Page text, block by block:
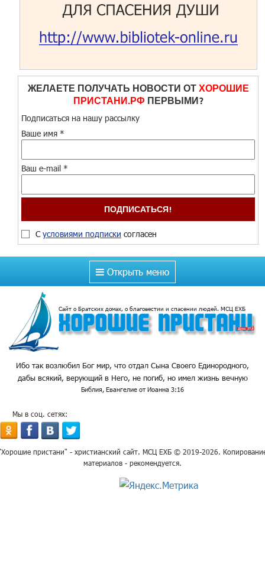
ЖЕЛАЕТЕ ПОЛУЧАТЬ НОВОСТИ ОТ ХОРОШИЕ
ПРИСТАНИ.РФ ПЕРВЫМИ?
Подписаться на нашу рассылку
Ваше имя *
Ваш e-mail *
Сусловиями подписки согласен
Открыть меню
Сайт о Братских домах, о благовестии и спасении людей. МСЦ ЕХБ
Ибо так возлюбил Бог мир, что отдал Сына Своего Единородного,
дабы всякий, верующий в Него, не погиб, но имел жизнь вечную
Библия, Евангелие от Иоанна 3:16
Мы в соц. сетях:
пристани" - христианский сайт. МСЦ ЕХБ © 2019-2026.
материалов - рекомендуется.